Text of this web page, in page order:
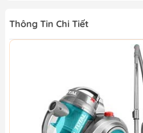
Thông Tin Chi Tiết